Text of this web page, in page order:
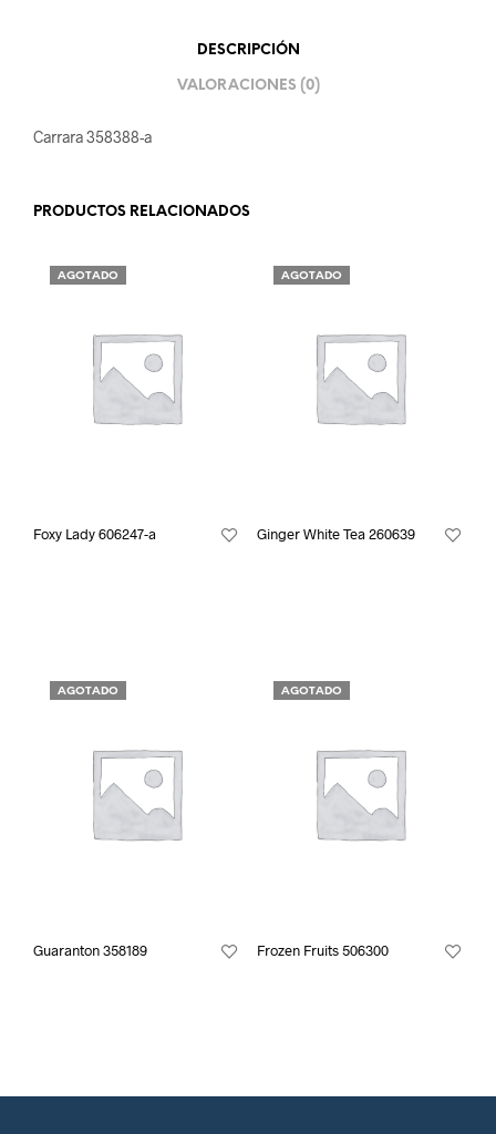
DESCRIPCIÓN
VALORACIONES (0)
Carrara 358388-a
PRODUCTOS RELACIONADOS
AGOTADO
Foxy Lady 606247-a
AGOTADO
Ginger White Tea 260639
AGOTADO
Guaranton 358189
AGOTADO
Frozen Fruits 506300